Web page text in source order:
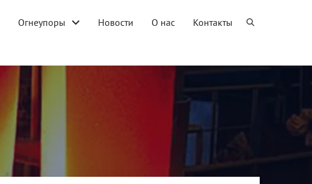
Огнеупоры Новости О нас Контакты